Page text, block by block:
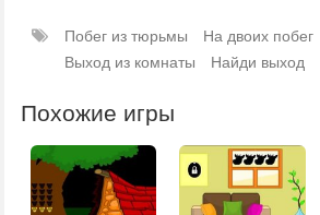
Побег из тюрьмы На двоих побег
Выход из комнаты
Найди выход
Похожие игры